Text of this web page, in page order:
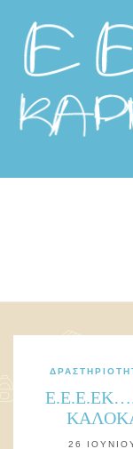
26